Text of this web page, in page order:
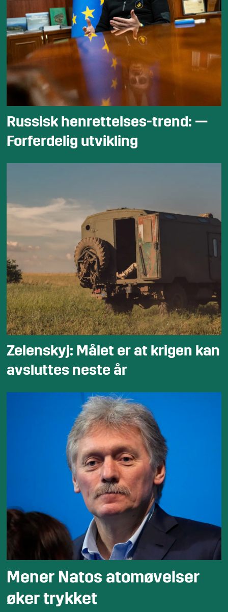
Russisk henrettelses-trend: —
Forferdelig utvikling
Zelenskyj: Målet er at krigen kan
avsluttes neste år
Mener Natos atomøvelser
øker trykket